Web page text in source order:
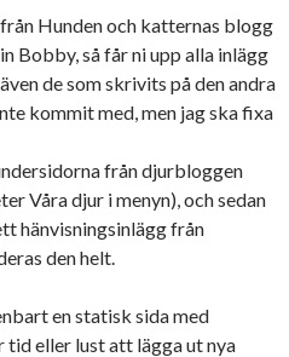
Hunden och katternas blogg
Bobby, så får ni upp alla inlägg
de som skrivits på den andra
kommit med, men jag ska fixa
från djurbloggen
Våra djur i menyn), och sedan
hänvisningsinlägg från
den helt.
en statisk sida med
tid eller lust att lägga ut nya